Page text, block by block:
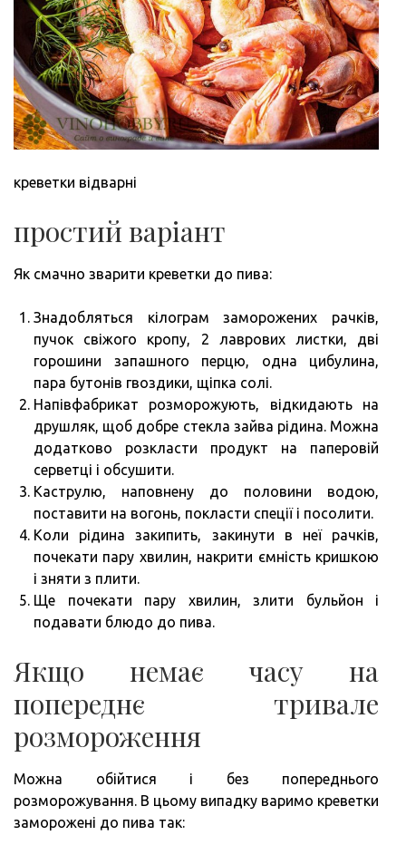
креветки відварні
простий варіант
Як смачно зварити креветки до пива:
Знадобляться кілограм заморожених рачків,
пучок свіжого кропу, 2 лаврових листки, дві
горошини запашного перцю, одна цибулина,
пара бутонів гвоздики, щіпка солі.
Напівфабрикат розморожують, відкидають на
друшляк, щоб добре стекла зайва рідина. Можна
додатково розкласти продукт на паперовій
серветці і обсушити.
Каструлю, наповнену до половини водою,
поставити на вогонь, покласти спеції і посолити.
Коли рідина закипить, закинути в неї рачків,
почекати пару хвилин, накрити ємність кришкою
і зняти з плити.
Ще почекати пару хвилин, злити бульйон і
подавати блюдо до пива.
Якщо немає часу на
попереднє тривале
розмороження
Можна обійтися і без попереднього
розморожування. В цьому випадку варимо креветки
заморожені до пива так: